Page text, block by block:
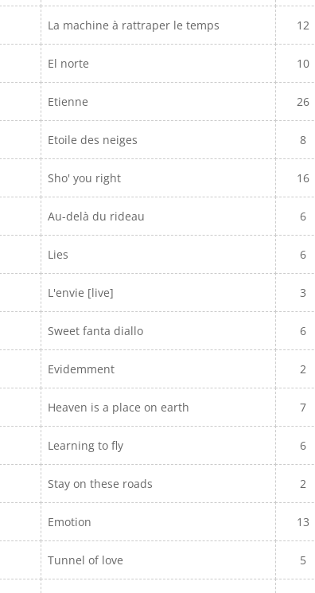
La machine à rattraper le temps 12
El norte 10
Etienne 26
Etoile des neiges 8
Sho' you right 16
Au-delà du rideau 6
Lies 6
L'envie [live] 3
Sweet fanta diallo 6
Evidemment 2
Heaven is a place on earth 7
Learning to fly 6
Stay on these roads 2
Emotion 13
Tunnel of love 5